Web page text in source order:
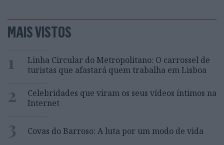
MAIS VISTOS
1
Linha Circular do Metropolitano: O carrossel de
turistas que afastará quem trabalha em Lisboa
2
Celebridades que viram os seus vídeos íntimos na
Internet
3 Covas do Barroso: A luta por um modo de vida